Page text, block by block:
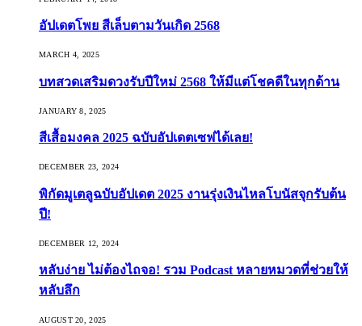
อัปเดตโพย สีเล็บตามวันเกิด 2568
MARCH 4, 2025
บทสวดเสริมดวงรับปีใหม่ 2568 ให้มีแต่โชคดีในทุกด้าน
JANUARY 8, 2025
สีเสื้อมงคล 2025 ฉบับอัปเดตเซฟได้เลย!
DECEMBER 23, 2024
พิกัดมูเตลูฉบับอัปเดต 2025 งานรุ่งเงินไหลโบนัสจุกรับต้น
ปี!
DECEMBER 12, 2024
หลับง่าย ไม่ต้องไถจอ! รวม Podcast หลายหมวดที่ช่วยให้
หลับลึก
AUGUST 20, 2025